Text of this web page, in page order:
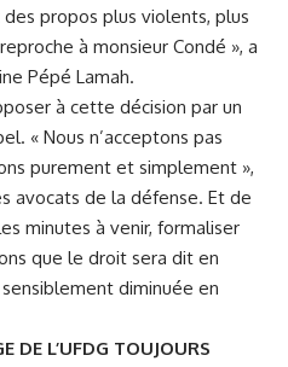
propos plus violents, plus
à monsieur Condé », a
Pépé Lamah.
à cette décision par un
« Nous n’acceptons pas
purement et simplement »,
avocats de la défense. Et de
minutes à venir, formaliser
que le droit sera dit en
diminuée en
DE L’UFDG TOUJOURS